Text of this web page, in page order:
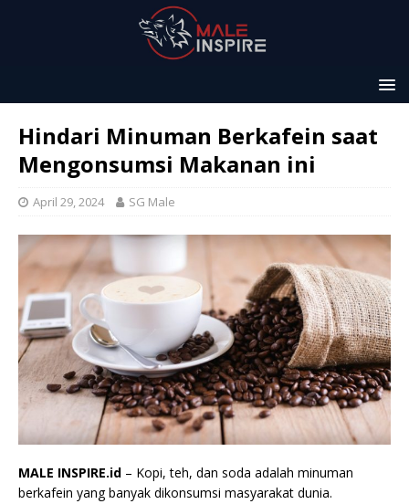
Hindari Minuman Berkafein saat
Mengonsumsi Makanan ini
April 29, 2024 SG Male
MALE INSPIRE.id – Kopi, teh, dan soda adalah minuman
berkafein yang banyak dikonsumsi masyarakat dunia.